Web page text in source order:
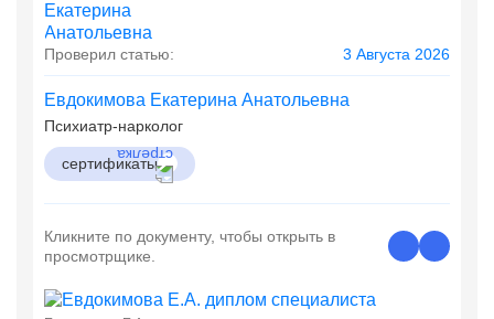
Проверил статью: 3 Августа 2026
Евдокимова Екатерина Анатольевна
Психиатр-нарколог
сертификаты
Кликните по документу, чтобы открыть в
просмотрщике.